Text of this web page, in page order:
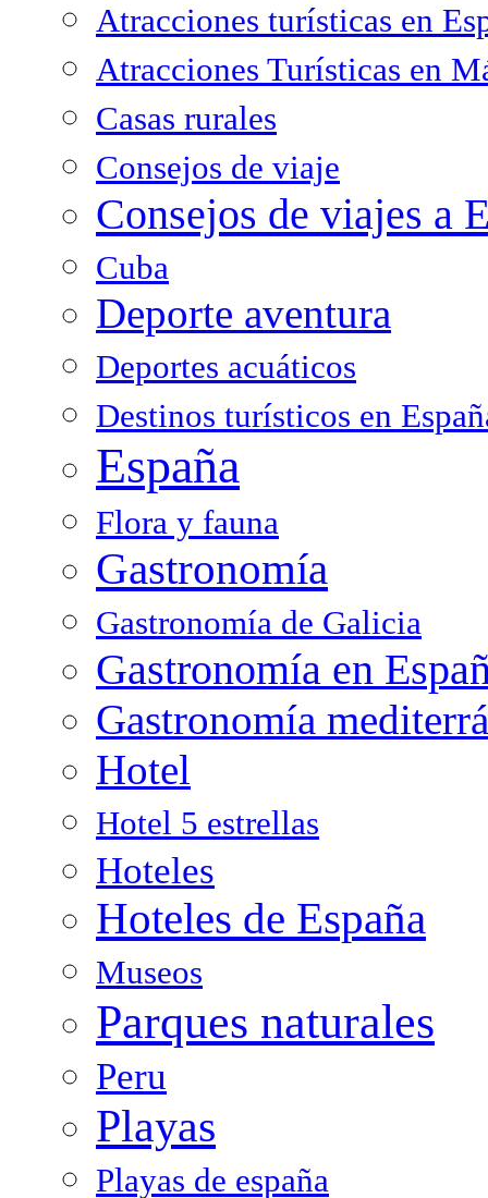
Atracciones turísticas en
Atracciones Turísticas en
Casas rurales
Consejos de viaje
Consejos de viajes a
Cuba
Deporte aventura
Deportes acuáticos
Destinos turísticos en
España
Flora y fauna
Gastronomía
Gastronomía de Galicia
Gastronomía en
Gastronomía
Hotel
Hotel 5 estrellas
Hoteles
Hoteles de España
Museos
Parques naturales
Peru
Playas
Playas de españa